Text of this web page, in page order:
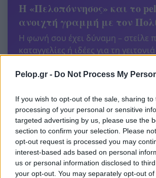
Pelop.gr - Do Not Process My
If you wish to opt-out of the sale, sharing
processing of your personal or sensitive
targeted advertising by us, please use the
section to confirm your selection. Please
opt-out request is processed you may
interest-based ads based on personal
us or personal information disclosed to
your opt-out. You may separately opt-out
Η «Πελοπόννησος» και το
ανοιχτή γραμμή με τον
Η φωνή σου έχει δύναμη – στείλε
καταγγελίες ή ιδέες για τη
Viber: +306909196125
Στείλε μήνυμα στο Viber
Ακολουθήστε μας για όλες τις
και το Google News